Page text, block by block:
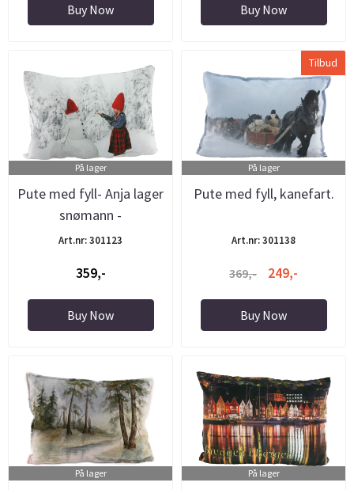
Buy Now Buy Now
På lager
Pute med fyll- Anja lager
snømann -
Juledrømmen
Art.nr: 301123
359,-
Buy Now
Tilbud
På lager
Pute med fyll, kanefart.
Art.nr: 301138
369,- 249,-
Buy Now
På lager På lager